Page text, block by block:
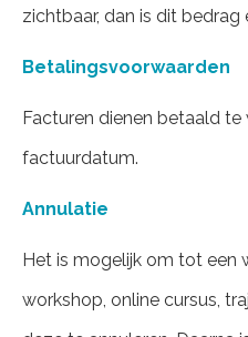
zichtbaar, dan is dit bedrag
Betalingsvoorwaarden
Facturen dienen betaald te
factuurdatum.
Annulatie
Het is mogelijk om tot een
workshop, online cursus,